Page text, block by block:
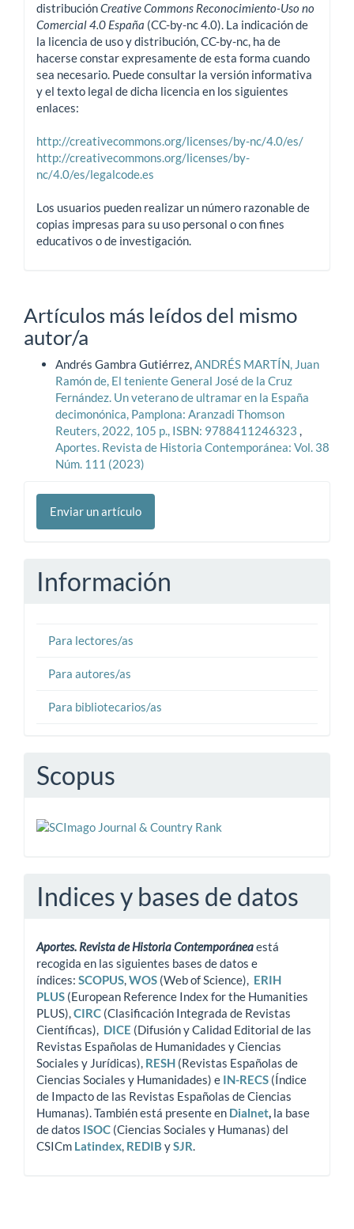
distribuciónCreative Commons Reconocimiento-Uso no
Comercial 4.0 España (CC-by-nc 4.0). La indicación de
la licencia de uso y distribución, CC-by-nc, ha de
hacerse constar expresamente de esta forma cuando
sea necesario. Puede consultar la versión informativa
y el texto legal de dicha licencia en los siguientes
enlaces:
http://creativecommons.org/licenses/by-nc/4.0/es/
http://creativecommons.org/licenses/by-
nc/4.0/es/legalcode.es
Los usuarios pueden realizar un número razonable de
copias impresas para su uso personal o con fines
educativos o de investigación.
Artículos más leídos del mismo
autor/a
Andrés Gambra Gutiérrez,ANDRÉS MARTÍN, Juan
Ramón de, El teniente General José de la Cruz
Fernández. Un veterano de ultramar en la España
decimonónica, Pamplona: Aranzadi Thomson
Reuters, 2022, 105 p., ISBN: 9788411246323 ,
Aportes. Revista de Historia Contemporánea: Vol. 38
Núm. 111 (2023)
Enviar
unEnviar un artículo
Información
Para lectores/as
Para autores/as
Para bibliotecarios/as
Scopus
Indices y bases de datos
Aportes. Revista de Historia Contemporáneaestá
recogida en las siguientes bases de datos e
índices: SCOPUS,WOS (Web of Science), ERIH
PLUS (European Reference Index for the Humanities
PLUS),CIRC (Clasificación Integrada de Revistas
Científicas), DICE (Difusión y Calidad Editorial de las
Revistas Españolas de Humanidades y Ciencias
Sociales y Jurídicas), RESH (Revistas Españolas de
Ciencias Sociales y Humanidades) e IN-RECS (Índice
de Impacto de las Revistas Españolas de Ciencias
Humanas). También está presente en Dialnet, la base
de datos ISOC (Ciencias Sociales y Humanas) del
CSICm Latindex, REDIB ySJR.